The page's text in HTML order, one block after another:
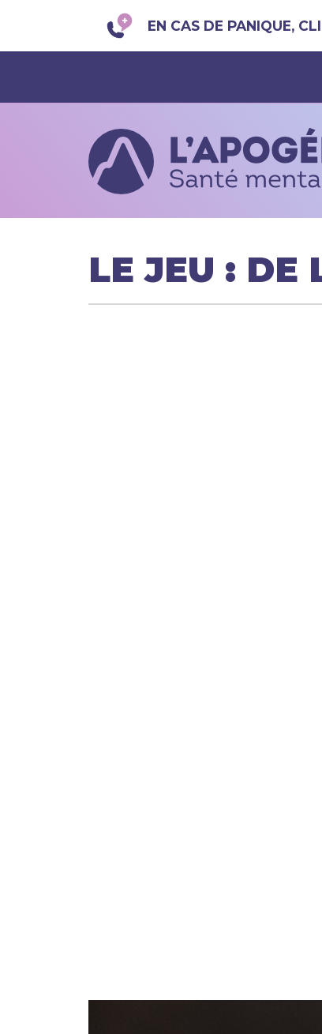
EN CAS DE PANIQUE,
LE JEU : DE